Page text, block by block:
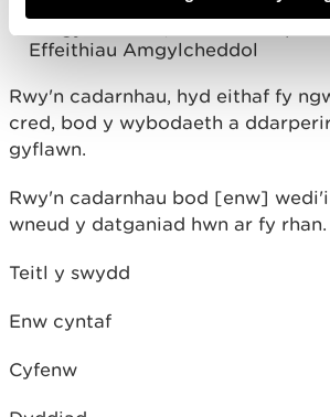
Rheoliadau Gwaith Morol
Effeithiau Amgylcheddol
Rwy'n cadarnhau, hyd eithaf fy
cred, bod y wybodaeth a
gyflawn.
Rwy'n cadarnhau bod [enw]
wneud y datganiad hwn ar fy rhan.
Teitl y swydd
Enw cyntaf
Cyfenw